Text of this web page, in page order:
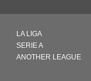
LA LIGA
SERIE A
ANOTHER LEAGUE